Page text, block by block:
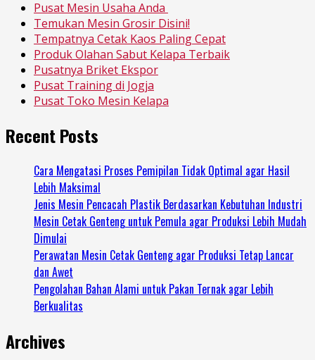
Pusat Mesin Usaha Anda
Temukan Mesin Grosir Disini!
Tempatnya Cetak Kaos Paling Cepat
Produk Olahan Sabut Kelapa Terbaik
Pusatnya Briket Ekspor
Pusat Training di Jogja
Pusat Toko Mesin Kelapa
Recent Posts
Cara Mengatasi Proses Pemipilan Tidak Optimal agar Hasil
Lebih Maksimal
Jenis Mesin Pencacah Plastik Berdasarkan Kebutuhan Industri
Mesin Cetak Genteng untuk Pemula agar Produksi Lebih Mudah
Dimulai
Perawatan Mesin Cetak Genteng agar Produksi Tetap Lancar
dan Awet
Pengolahan Bahan Alami untuk Pakan Ternak agar Lebih
Berkualitas
Archives